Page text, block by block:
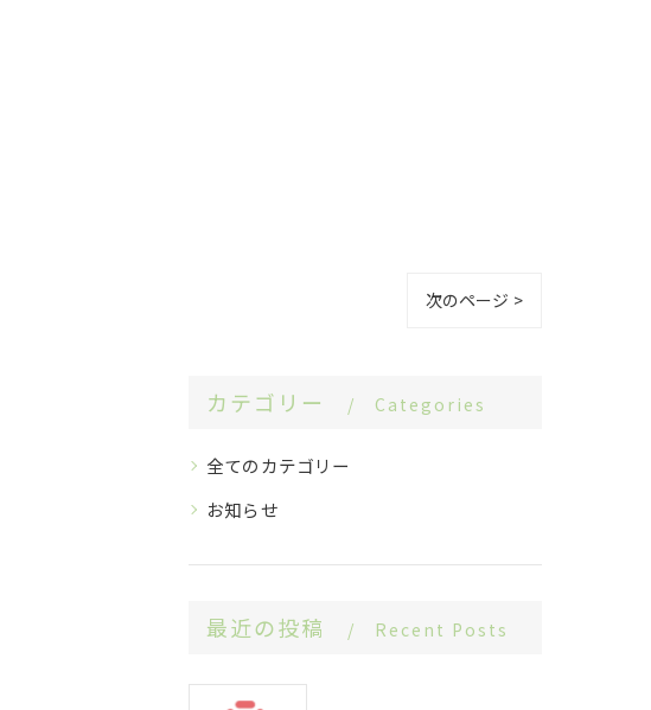
次のページ >
カテゴリー Categories
全てのカテゴリー
お知らせ
最近の投稿 Recent Posts